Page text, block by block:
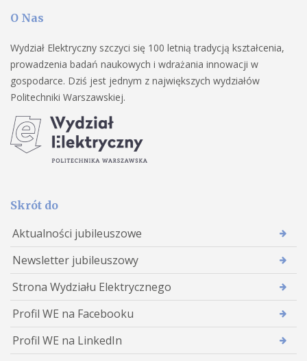
O Nas
Wydział Elektryczny szczyci się 100 letnią tradycją kształcenia,
prowadzenia badań naukowych i wdrażania innowacji w
gospodarce. Dziś jest jednym z największych wydziałów
Politechniki Warszawskiej.
Skrót do
Aktualności jubileuszowe
Newsletter jubileuszowy
Strona Wydziału Elektrycznego
Profil WE na Facebooku
Profil WE na LinkedIn